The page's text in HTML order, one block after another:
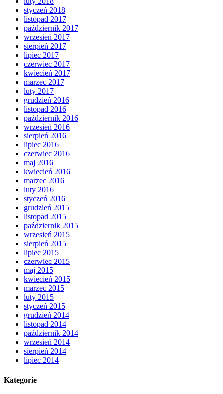
styczeń 2018
listopad 2017
październik 2017
wrzesień 2017
sierpień 2017
lipiec 2017
czerwiec 2017
kwiecień 2017
marzec 2017
luty 2017
grudzień 2016
listopad 2016
październik 2016
wrzesień 2016
sierpień 2016
lipiec 2016
czerwiec 2016
maj 2016
kwiecień 2016
marzec 2016
luty 2016
styczeń 2016
grudzień 2015
listopad 2015
październik 2015
wrzesień 2015
sierpień 2015
lipiec 2015
czerwiec 2015
maj 2015
kwiecień 2015
marzec 2015
luty 2015
styczeń 2015
grudzień 2014
listopad 2014
październik 2014
wrzesień 2014
sierpień 2014
lipiec 2014
Kategorie